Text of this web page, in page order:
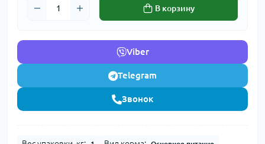
В корзину
Viber
Telegram
Звонок